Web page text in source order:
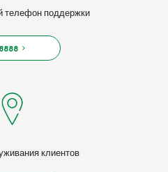
телефон поддержки
8888
клиентов